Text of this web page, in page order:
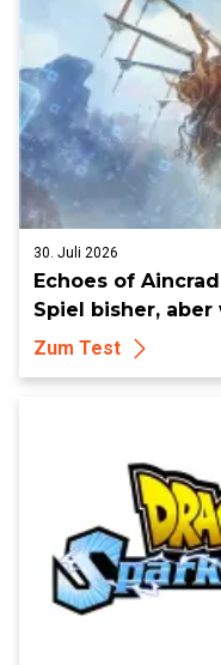
30. Juli 2026
Echoes of
Spiel bisher,
Zum Test